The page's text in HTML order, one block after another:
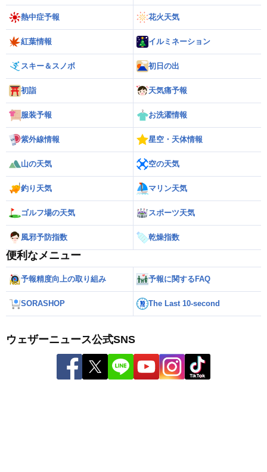
熱中症予報 花火天気
紅葉情報 イルミネーション
スキー＆スノボ 初日の出
初詣 天気痛予報
服装予報 お洗濯情報
紫外線情報 星空・天体情報
山の天気 空の天気
釣り天気 マリン天気
ゴルフ場の天気 スポーツ天気
風邪予防指数 乾燥指数
便利なメニュー
予報精度向上の取り組み 予報に関するFAQ
SORASHOP The Last 10-second
ウェザーニュース公式SNS